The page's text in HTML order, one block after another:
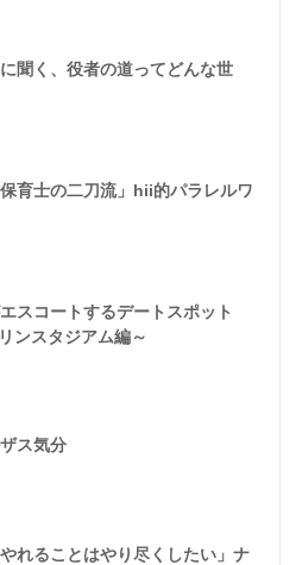
聞く、役者の道ってどんな世
保育士の二刀流」hii的パラレルワ
スコートするデートスポット
ンスタジアム編～
ス気分
やれることはやり尽くしたい」ナ